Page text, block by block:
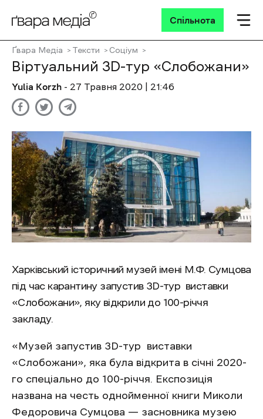
Спільнота
Ґвара Медіа Тексти Соціум
Віртуальний 3D-тур «Слобожани»
Yulia Korzh - 27 Травня 2020 | 21:46
Харківський історичний музей імені М.Ф. Сумцова
під час карантину запустив 3D-тур виставки
«Слобожани», яку відкрили до 100-річчя
закладу.
«Музей запустив 3D-тур виставки
«Слобожани», яка була відкрита в січні 2020-
го спеціально до 100-річчя. Експозиція
названа на честь однойменної книги Миколи
Федоровича Сумцова — засновника музею